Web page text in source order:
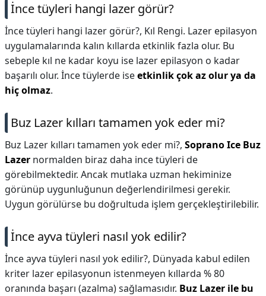
İnce tüyleri hangi lazer görür?
İnce tüyleri hangi lazer görür?, Kıl Rengi. Lazer epilasyon
uygulamalarında kalın kıllarda etkinlik fazla olur. Bu
sebeple kıl ne kadar koyu ise lazer epilasyon o kadar
başarılı olur. İnce tüylerde iseetkinlik çok az olur ya da
hiç olmaz.
Buz Lazer kılları tamamen yok eder mi?
Buz Lazer kılları tamamen yok eder mi?, Soprano Ice Buz
Lazer normalden biraz daha ince tüyleri de
görebilmektedir. Ancak mutlaka uzman hekiminize
görünüp uygunluğunun değerlendirilmesi gerekir.
Uygun görülürse bu doğrultuda işlem gerçekleştirilebilir.
İnce ayva tüyleri nasıl yok edilir?
İnce ayva tüyleri nasıl yok edilir?, Dünyada kabul edilen
kriter lazer epilasyonun istenmeyen kıllarda % 80
oranında başarı (azalma) sağlamasıdır. Buz Lazer ile bu